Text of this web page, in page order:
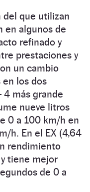
del que utilizan
en algunos de
refinado y
prestaciones y
un cambio
los dos
4 más grande
nueve litros
0 a 100 km/h en
h. En el EX (4,64
rendimiento
tiene mejor
de 0 a